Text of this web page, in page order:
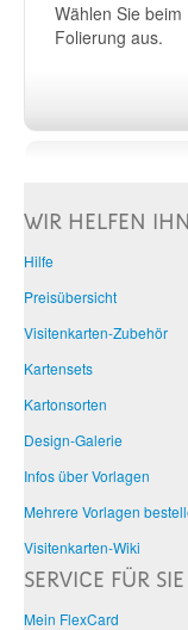
Wählen Sie beim
Folierung aus.
WIR HELFEN
Hilfe
Preisübersicht
Visitenkarten-Zubehör
Kartensets
Kartonsorten
Design-Galerie
Infos über Vorlagen
Mehrere Vorlagen
Visitenkarten-Wiki
SERVICE FÜR SIE
Mein FlexCard